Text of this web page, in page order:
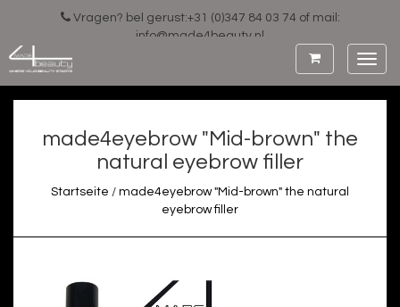
Vragen? bel gerust:+31 (0)347 84 03 74 of mail:
info@made4beauty.nl
made4eyebrow "Mid-brown" the
natural eyebrow filler
Startseite / made4eyebrow "Mid-brown" the natural
eyebrow filler